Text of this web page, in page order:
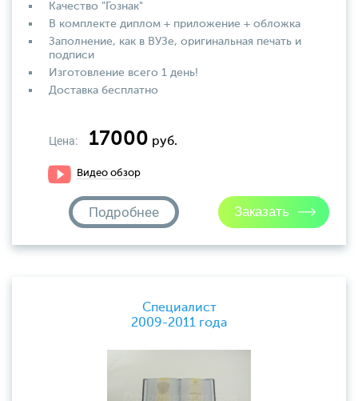
Качество "Гознак"
В комплекте диплом + приложение + обложка
Заполнение, как в ВУЗе, оригинальная печать и
подписи
Изготовление всего 1 день!
Доставка бесплатно
Цена: 17000 руб.
Видео обзор
Подробнее
Специалист
2009-2011 года